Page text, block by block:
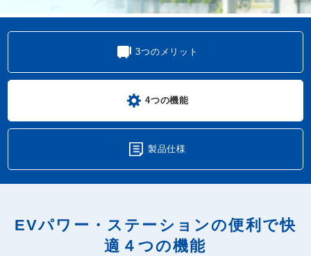
3つのメリット
4つの機能
製品仕様
EVパワー・ステーションの便利で快
適４つの機能